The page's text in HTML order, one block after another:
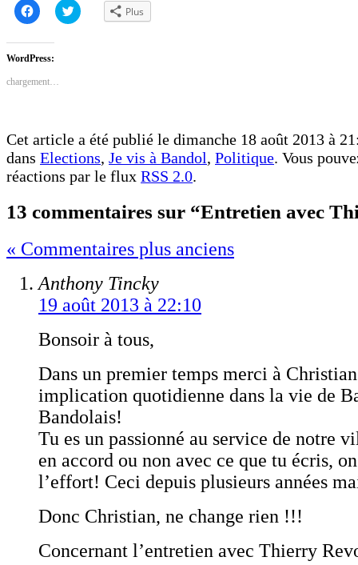
Cliquez
pour
partager
Facebook(ouvre
dans
une
fenêtre)
Cliquez
pour Plus
WordPress:
chargement…
Cet article a été publié le dimanche 18 août 2013 à
dans Elections, Je vis à Bandol, Politique. Vous
réactions par le flux RSS 2.0.
13 commentaires sur “Entretien avec
« Commentaires plus anciens
Anthony Tincky
19 août 2013 à 22:10
Bonsoir à tous,
Dans un premier temps merci à
implication quotidienne dans la vie de
Bandolais!
Tu es un passionné au service de notre
en accord ou non avec ce que tu écris,
l’effort! Ceci depuis plusieurs années
Donc Christian, ne change rien !!!
Concernant l’entretien avec Thierry